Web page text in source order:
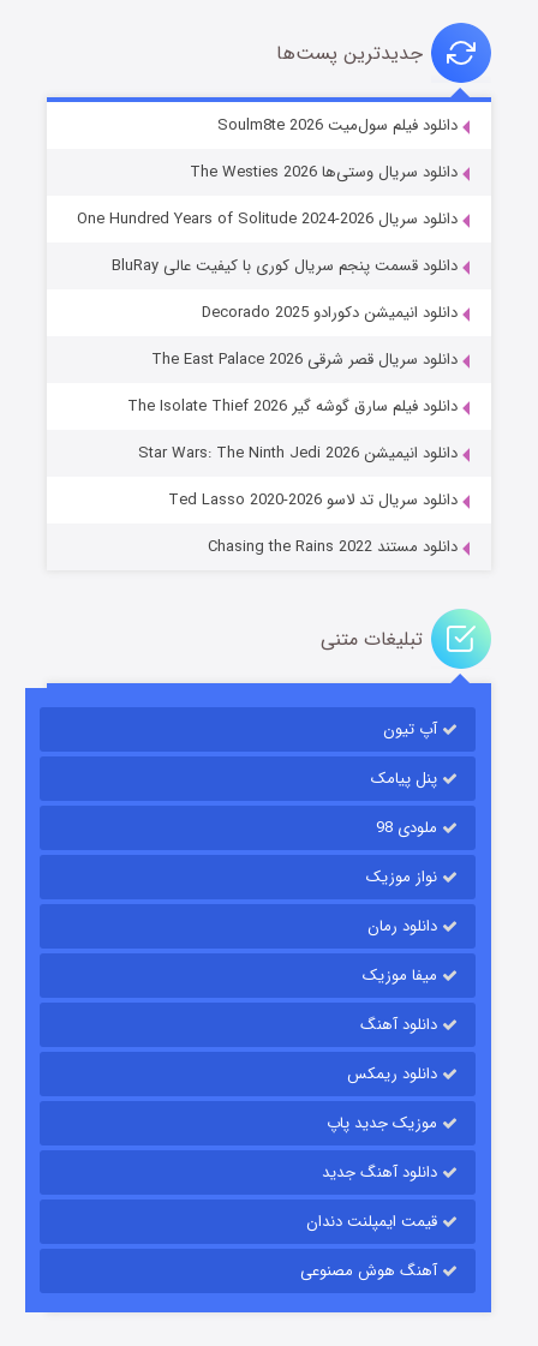
خاندان اژدها فصل ۳
جادوگری در مغولستان
قسمت ۱۴ (زیرنویس) منتشر شد
قسمت
جدیدترین پست‌ها
دانلود فیلم سول‌میت Soulm8te 2026
دانلود سریال وستی‌ها The Westies 2026
دانلود سریال One Hundred Years of Solitude 2024-2026
دانلود قسمت پنجم سریال کوری با کیفیت عالی BluRay
دانلود انیمیشن دکورادو Decorado 2025
دانلود سریال قصر شرقی The East Palace 2026
دانلود فیلم سارق گوشه گیر The Isolate Thief 2026
دانلود انیمیشن Star Wars: The Ninth Jedi 2026
دانلود سریال تد لاسو Ted Lasso 2020-2026
دانلود مستند Chasing the Rains 2022
تبلیغات متنی
آپ تیون
پنل پیامک
ملودی 98
نواز موزیک
دانلود رمان
میفا موزیک
دانلود آهنگ
دانلود ریمکس
موزیک جدید پاپ
دانلود آهنگ جدید
قیمت ایمپلنت دندان
آهنگ هوش مصنوعی